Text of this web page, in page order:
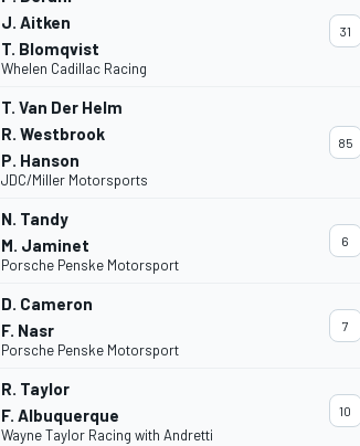
J. Aitken
T. Blomqvist
Whelen Cadillac Racing
31
T. Van Der Helm
R. Westbrook
P. Hanson
JDC/Miller Motorsports
85
N. Tandy
M. Jaminet
Porsche Penske Motorsport
6
D. Cameron
F. Nasr
Porsche Penske Motorsport
7
R. Taylor
F. Albuquerque
Wayne Taylor Racing with Andretti
10